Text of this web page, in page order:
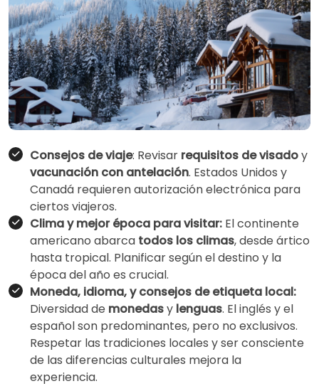
Consejos de viaje: Revisar requisitos de visadoy
vacunación con antelación. Estados Unidos y
Canadá requieren autorización electrónica para
ciertos viajeros.
Clima y mejor época para visitar: El continente
americano abarca todos los climas, desde ártico
hasta tropical. Planificar según el destino y la
época del año es crucial.
Moneda, idioma, y consejos de etiqueta local:
Diversidad de monedasy lenguas. El inglés y el
español son predominantes, pero no exclusivos.
Respetar las tradiciones locales y ser consciente
de las diferencias culturales mejora la
experiencia.